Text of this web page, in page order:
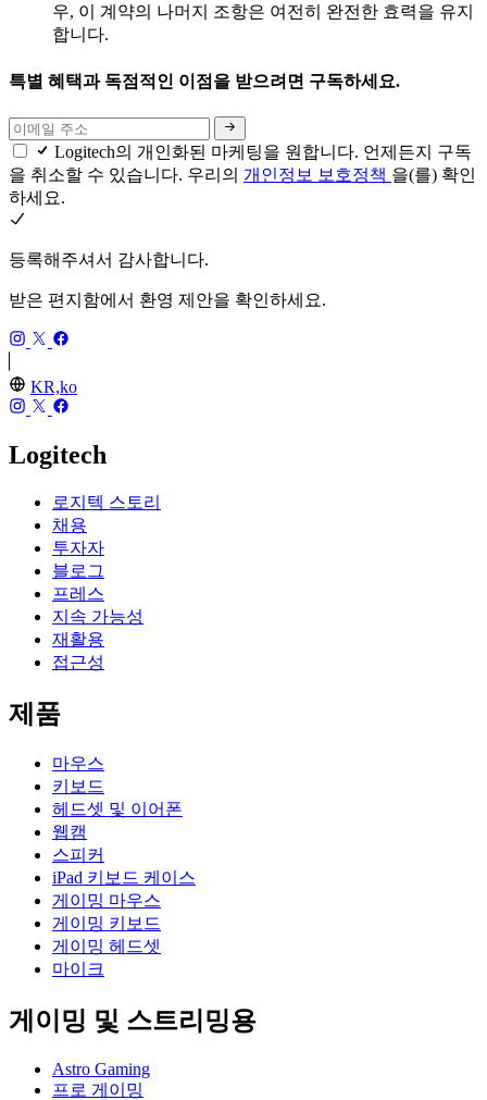
우, 이 계약의 나머지 조항은 여전히 완전한 효력을 유지
합니다.
특별 혜택과 독점적인 이점을 받으려면 구독하세요.
Logitech의 개인화된 마케팅을 원합니다. 언제든지 구독
을 취소할 수 있습니다. 우리의 개인정보 보호정책 을(를) 확인
하세요.
등록해주셔서 감사합니다.
받은 편지함에서 환영 제안을 확인하세요.
KR,ko
Logitech
로지텍 스토리
채용
투자자
블로그
프레스
지속 가능성
재활용
접근성
제품
마우스
키보드
헤드셋 및 이어폰
웹캠
스피커
iPad 키보드 케이스
게이밍 마우스
게이밍 키보드
게이밍 헤드셋
마이크
게이밍 및 스트리밍용
Astro Gaming
프로 게이밍